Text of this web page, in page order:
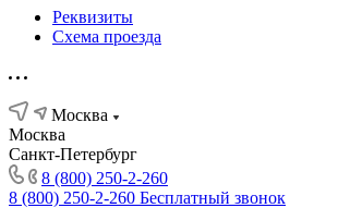
Реквизиты
Схема проезда
Москва
Москва
Санкт-Петербург
8 (800) 250-2-260
8 (800) 250-2-260 Бесплатный звонок